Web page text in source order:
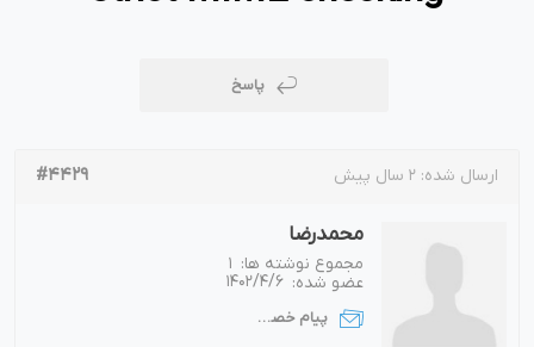
پاسخ
ارسال شده: 2 سال پیش #4429
محمدرضا
مجموع نوشته ها: 1
عضو شده: 1402/4/6
پیام خصوصی